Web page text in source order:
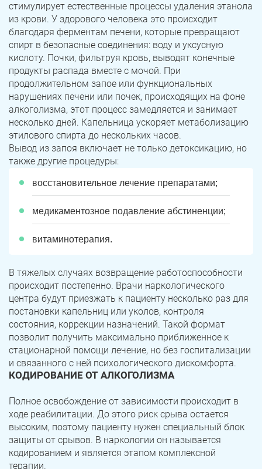
стимулирует естественные процессы удаления этанола
из крови. У здорового человека это происходит
благодаря ферментам печени, которые превращают
спирт в безопасные соединения: воду и уксусную
кислоту. Почки, фильтруя кровь, выводят конечные
продукты распада вместе с мочой. При
продолжительном запое или функциональных
нарушениях печени или почек, происходящих на фоне
алкоголизма, этот процесс замедляется и занимает
несколько дней. Капельница ускоряет метаболизацию
этилового спирта до нескольких часов.
Вывод из запоя включает не только детоксикацию, но
также другие процедуры:
восстановительное лечение препаратами;
медикаментозное подавление абстиненции;
витаминотерапия.
В тяжелых случаях возвращение работоспособности
происходит постепенно. Врачи наркологического
центра будут приезжать к пациенту несколько раз для
постановки капельниц или уколов, контроля
состояния, коррекции назначений. Такой формат
позволит получить максимально приближенное к
стационарной помощи лечение, но без госпитализации
и связанного с ней психологического дискомфорта.
КОДИРОВАНИЕ ОТ АЛКОГОЛИЗМА
Полное освобождение от зависимости происходит в
ходе реабилитации. До этого риск срыва остается
высоким, поэтому пациенту нужен специальный блок
защиты от срывов. В наркологии он называется
кодированием и является этапом комплексной
терапии.
ЗАДАТЬ ВОПРОС
Касли Роза
Красногорский Нязепетровск
Первомайский Карабаш